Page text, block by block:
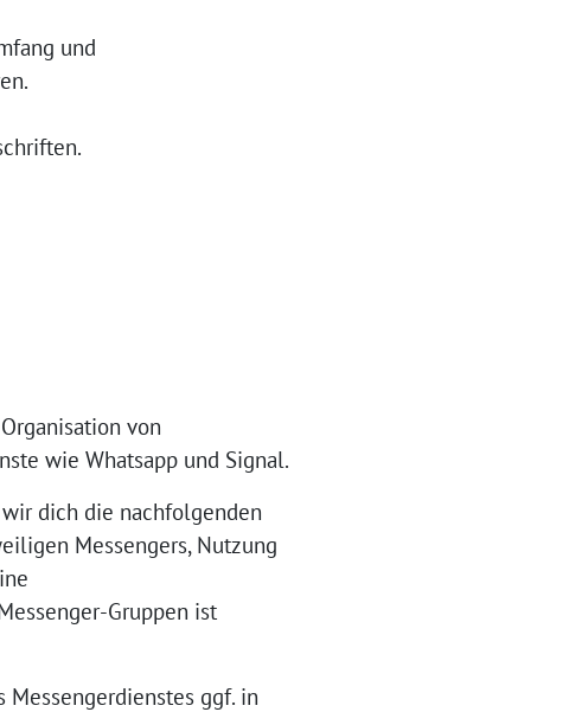
und
von
wie Whatsapp und Signal.
dich die nachfolgenden
Messengers, Nutzung
Gruppen ist
ggf. in